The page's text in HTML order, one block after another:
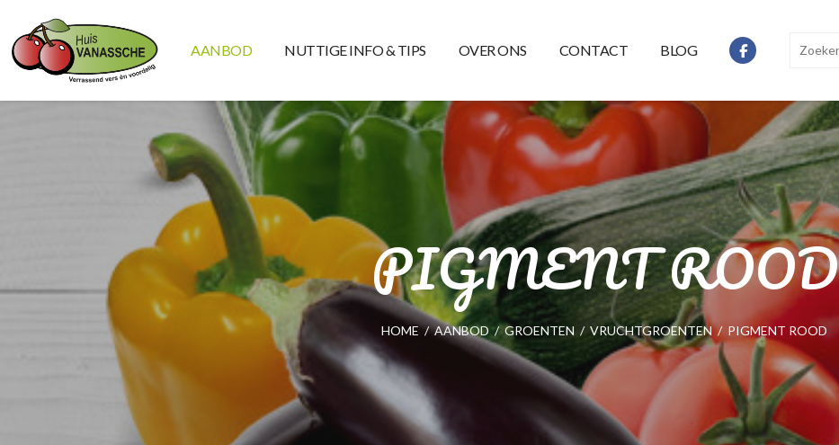
AANBOD NUTTIGE INFO & TIPS OVER ONS CONTACT BLOG
PIGMENT ROOD
HOME / AANBOD / GROENTEN / VRUCHTGROENTEN / PIGMENT ROOD